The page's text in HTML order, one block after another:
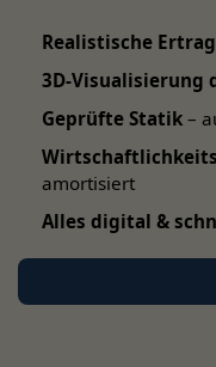
Realistische
3D-Visualisierung
Geprüfte Statik –
amortisiert
Alles digital &